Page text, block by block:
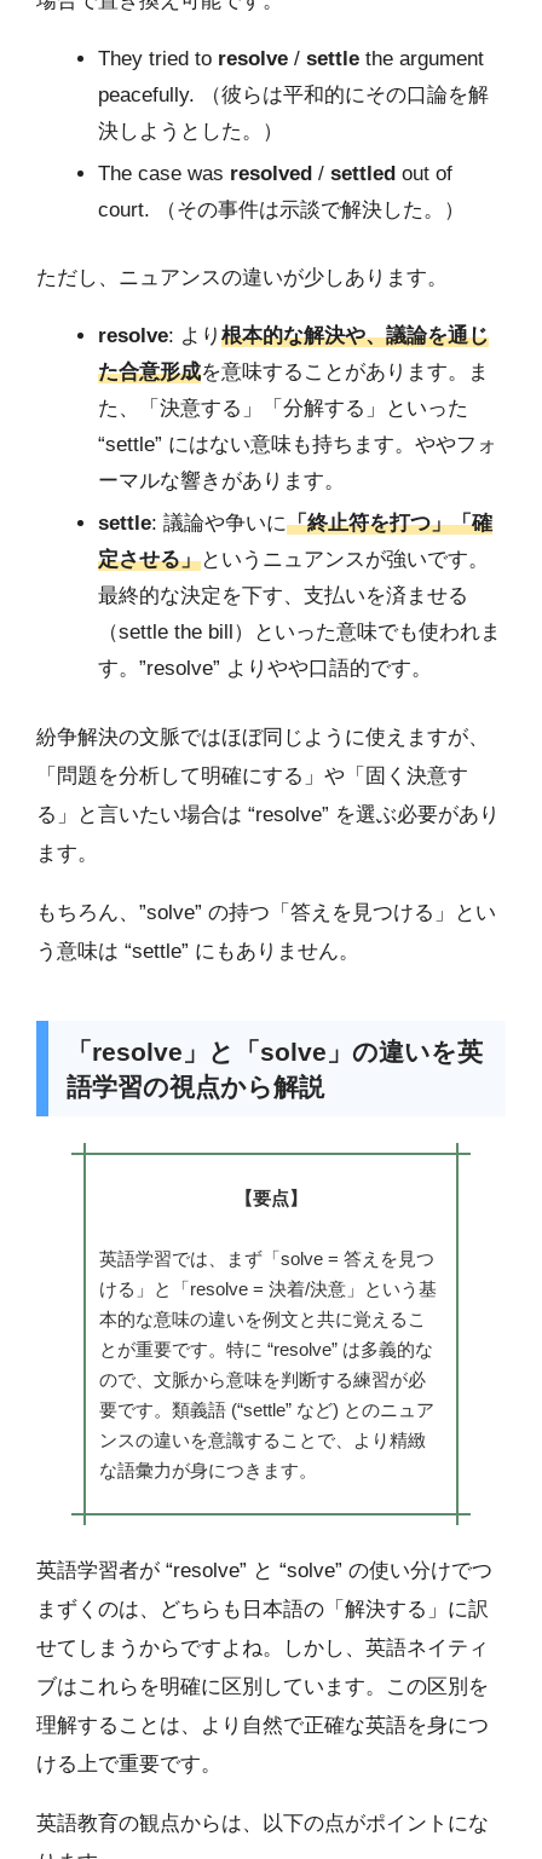
They tried to resolve / settle the argument
peacefully. （彼らは平和的にその口論を解
決しようとした。）
The case was resolved / settled out of
court. （その事件は示談で解決した。）
ただし、ニュアンスの違いが少しあります。
resolve: より 根本的な解決や、議論を通じ
た合意形成を意味することがあります。ま
た、「決意する」「分解する」といった
“settle” にはない意味も持ちます。ややフォ
ーマルな響きがあります。
settle: 議論や争いに「終止符を打つ」「確
定させる」というニュアンスが強いです。
最終的な決定を下す、支払いを済ませる
（settle the bill）といった意味でも使われま
す。”resolve” よりやや口語的です。
紛争解決の文脈ではほぼ同じように使えますが、
「問題を分析して明確にする」や「固く決意す
る」と言いたい場合は “resolve” を選ぶ必要があり
ます。
もちろん、”solve” の持つ「答えを見つける」とい
う意味は “settle” にもありません。
「resolve」と「solve」の違いを英
語学習の視点から解説
【要点】
英語学習では、まず「solve = 答えを見つ
ける」と「resolve = 決着/決意」という基
本的な意味の違いを例文と共に覚えるこ
とが重要です。特に “resolve” は多義的な
ので、文脈から意味を判断する練習が必
要です。類義語 (“settle” など) とのニュア
ンスの違いを意識することで、より精緻
な語彙力が身につきます。
英語学習者が “resolve” と “solve” の使い分けでつ
まずくのは、どちらも日本語の「解決する」に訳
せてしまうからですよね。しかし、英語ネイティ
ブはこれらを明確に区別しています。この区別を
理解することは、より自然で正確な英語を身につ
ける上で重要です。
英語教育の観点からは、以下の点がポイントにな